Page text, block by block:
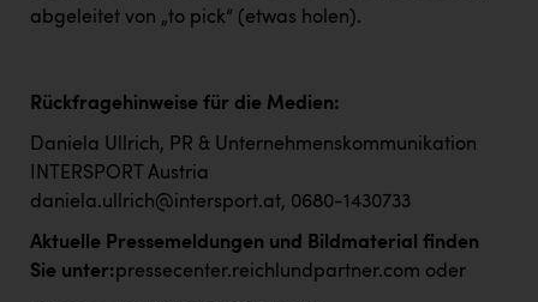
abgeleitet von „to pick“ (etwas holen).
Rückfragehinweise für die Medien:
Daniela Ullrich, PR & Unternehmenskommunikation
INTERSPORT Austria
daniela.ullrich@intersport.at, 0680-1430733
Aktuelle Pressemeldungen und Bildmaterial finden
Sie unter:pressecenter.reichlundpartner.com oder